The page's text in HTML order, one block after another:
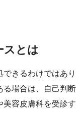
スとは
きるわけではあり
る場合は、自己判断
美容皮膚科を受診す